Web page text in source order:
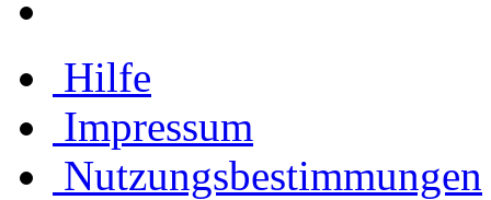
Hilfe
Impressum
Nutzungsbestimmungen